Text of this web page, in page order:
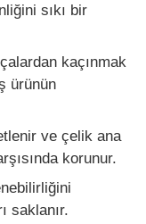
sıkı bir
kaçınmak
ürünün
ve çelik ana
korunur.
saklanır.